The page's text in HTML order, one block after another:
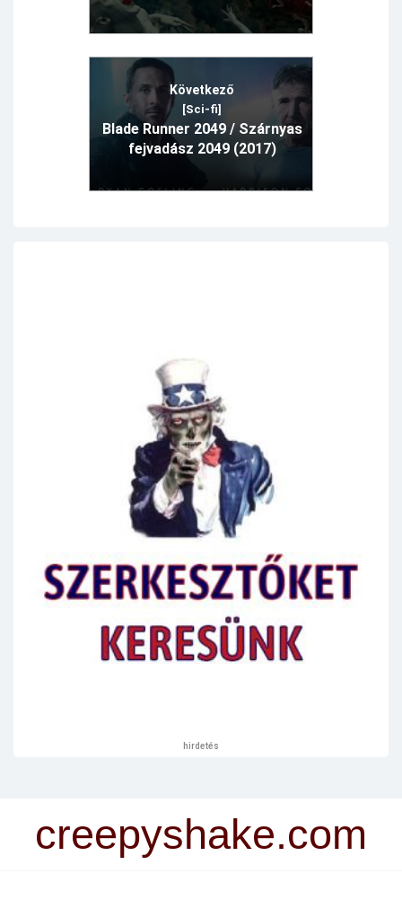
Következő
[Sci-fi]
Blade Runner 2049 / Szárnyas
fejvadász 2049 (2017)
hirdetés
creepyshake.com